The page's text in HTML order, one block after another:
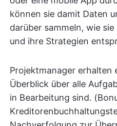
können sie damit Daten
darüber sammeln, wie
und ihre Strategien
Projektmanager erhalten
Überblick über alle
in Bearbeitung sind.